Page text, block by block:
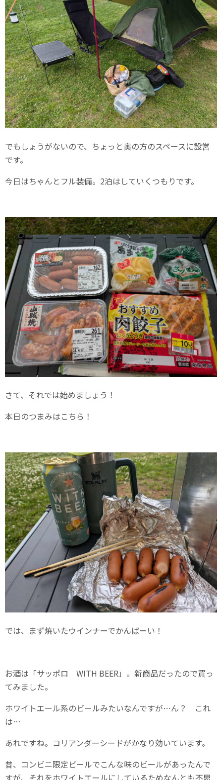
でもしょうがないので、ちょっと奥の方のスペースに設営
です。
今日はちゃんとフル装備。2泊はしていくつもりです。
さて、それでは始めましょう！
本日のつまみはこちら！
では、まず焼いたウインナーでかんぱーい！
お酒は「サッポロ WITH BEER」。新商品だったので買っ
てみました。
ホワイトエール系のビールみたいなんですが…ん？ これ
は…
あれですね。コリアンダーシードがかなり効いています。
昔、コンビニ限定ビールでこんな味のビールがあったんで
すが、それをホワイトエールにしているためなんとも不思